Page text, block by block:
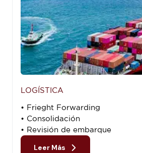
LOGÍSTICA
• Frieght Forwarding
• Consolidación
• Revisión de embarque
Leer Más